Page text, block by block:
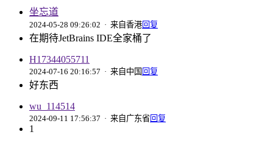
坐忘道
2024-05-28 09:26:02 · 来自香港回复
在期待JetBrains IDE全家桶了
H17344055711
2024-07-16 20:16:57 · 来自中国 回复
好东西
wu_114514
2024-09-11 17:56:37 · 来自广东省回复
1